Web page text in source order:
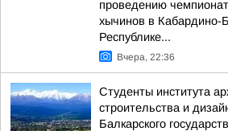
проведению
хычинов в Кабардино-
Республике...
Вчера, 22:36
Студенты института
строительства и
Балкарского